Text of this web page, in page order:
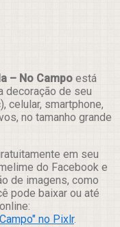
– No Campo está
decoração de seu
celular, smartphone,
no tamanho grande
em seu
do Facebook e
de imagens, como
pode baixar ou até
no Pixlr.